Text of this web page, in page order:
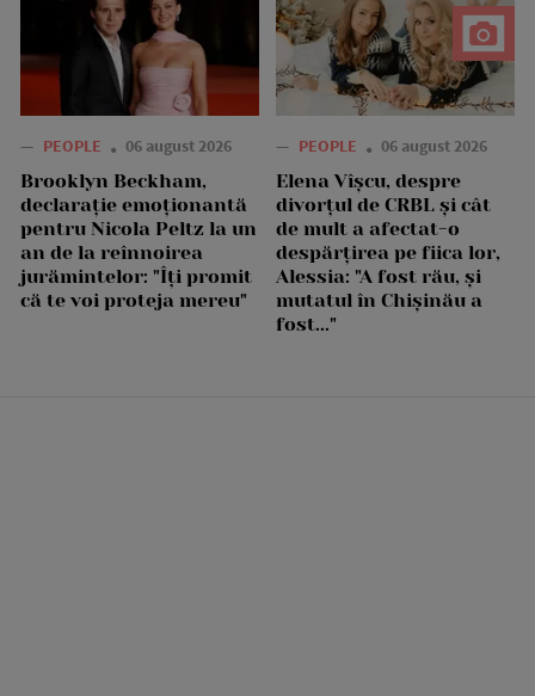
— PEOPLE 06 august 2026
Brooklyn Beckham,
declarație emoționantă
pentru Nicola Peltz la un
an de la reînnoirea
jurămintelor: "Îți promit
că te voi proteja mereu"
— PEOPLE 06 august 2026
Elena Vîșcu, despre
divorțul de CRBL și cât
de mult a afectat-o
despărțirea pe fiica lor,
Alessia: "A fost rău, și
mutatul în Chișinău a
fost..."